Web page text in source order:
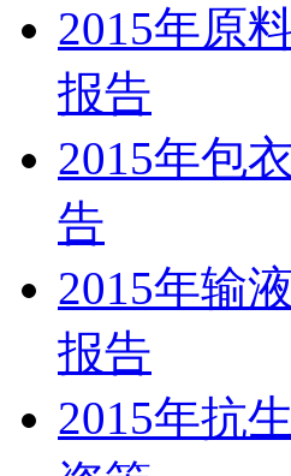
2015年原
报告
2015年包
告
2015年输
报告
2015年抗